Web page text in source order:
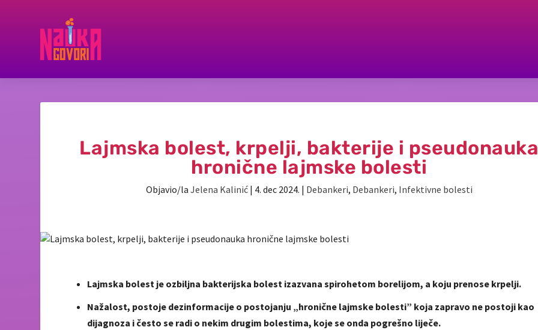
Lajmska bolest, krpelji, bakterije i
hronične lajmske bolesti
Objavio/la Jelena Kalinić| 4. dec 2024. | Debankeri, Debankeri, Infektivne bolesti
Lajmska bolest je ozbiljna bakterijska bolest izazvana spirohetom borelijom, a koju prenose krpelji.
Nažalost, postoje dezinformacije o postojanju „hronične lajmske bolesti” koja zapravo ne postoji kao
dijagnoza i često se radi o nekim drugim bolestima, koje se onda pogrešno liječe.